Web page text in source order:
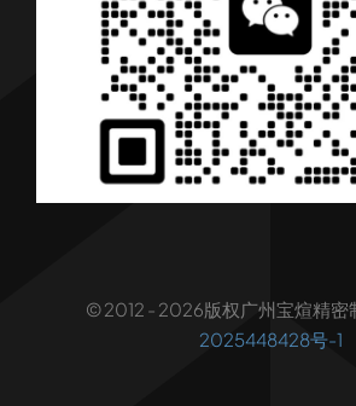
行业新闻
联系我们
© 2012 - 2026版权广州宝煊精密
2025448428号-1